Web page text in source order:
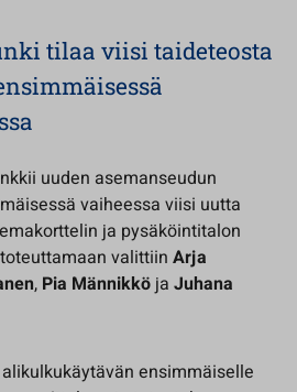
tilaa viisi taideteosta
uuden asemanseudun
vaiheessa viisi uutta
ja pysäköintitalon
valittiin Arja
, Pia Männikkö ja Juhana
ensimmäiselle